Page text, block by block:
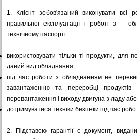
1. Клієнт зобов'язаний виконувати всі
правильної експлуатації і роботі з
технічному паспорті:
використовувати тільки ті продукти, для
даний вид обладнання
під час роботи з обладнанням не
завантаженню та переробці
перевантаження і виходу двигуна з ладу
дотримуватися техніки безпеки під час
2.
Підставою гарантії є документ,